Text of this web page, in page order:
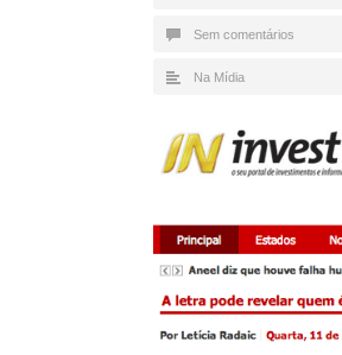
Sem comentários
Na Mídia